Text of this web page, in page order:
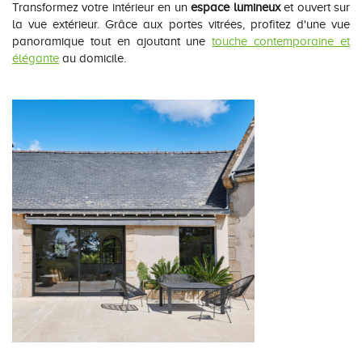
Transformez votre intérieur en unespace lumineuxet ouvert sur
la vue extérieur. Grâce aux portes vitrées, profitez d'une vue
panoramique tout en ajoutant unetouche contemporaine et
élégante au domicile.